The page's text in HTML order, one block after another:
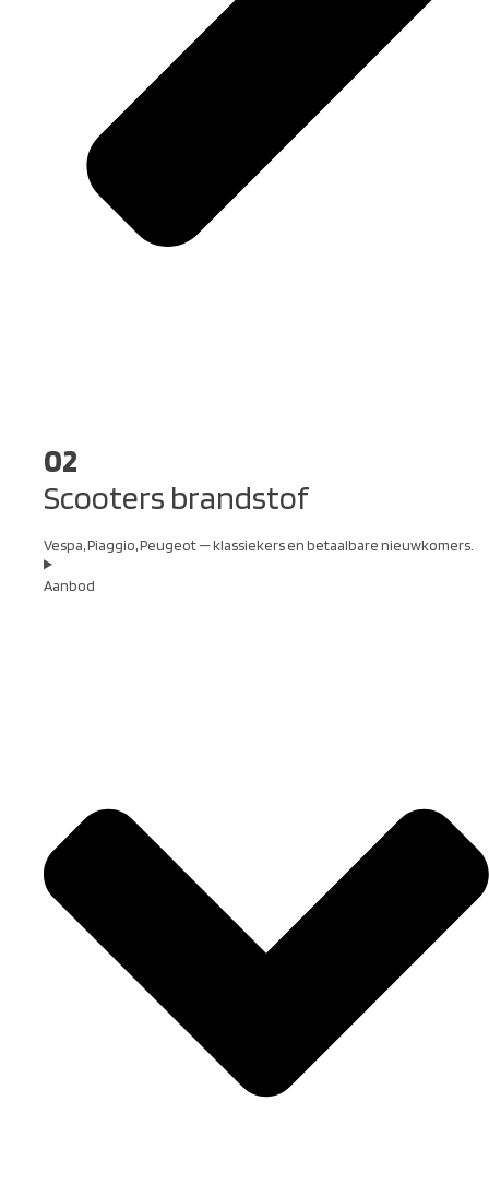
02
Scooters brandstof
Vespa, Piaggio, Peugeot — klassiekers en betaalbare nieuwkomers.
Aanbod